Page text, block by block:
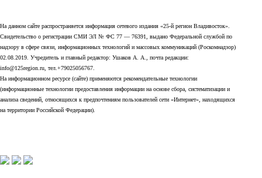
На данном сайте распространяется информация сетевого издания «25-й регион Владивосток».
Свидетельство о регистрации СМИ ЭЛ № ФС 77 — 76391, выдано Федеральной службой по
надзору в сфере связи, информационных технологий и массовых коммуникаций (Роскомнадзор)
02.08.2019. Учредитель и главный редактор: Ушаков А. А., почта редакции:
info@125region.ru, тел.+79025056767.
На информационном ресурсе (сайте) применяются рекомендательные технологии
(информационные технологии предоставления информации на основе сбора, систематизации и
анализа сведений, относящихся к предпочтениям пользователей сети «Интернет», находящихся
на территории Российской Федерации).